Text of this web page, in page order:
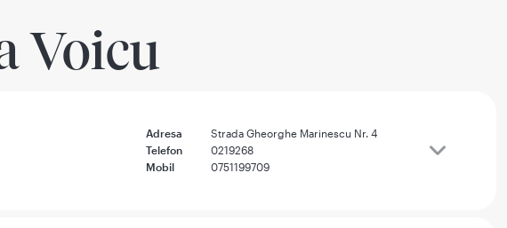
Voicu
Adresa
Strada Gheorghe Marinescu Nr. 4
Telefon
0219268
Mobil
0751199709